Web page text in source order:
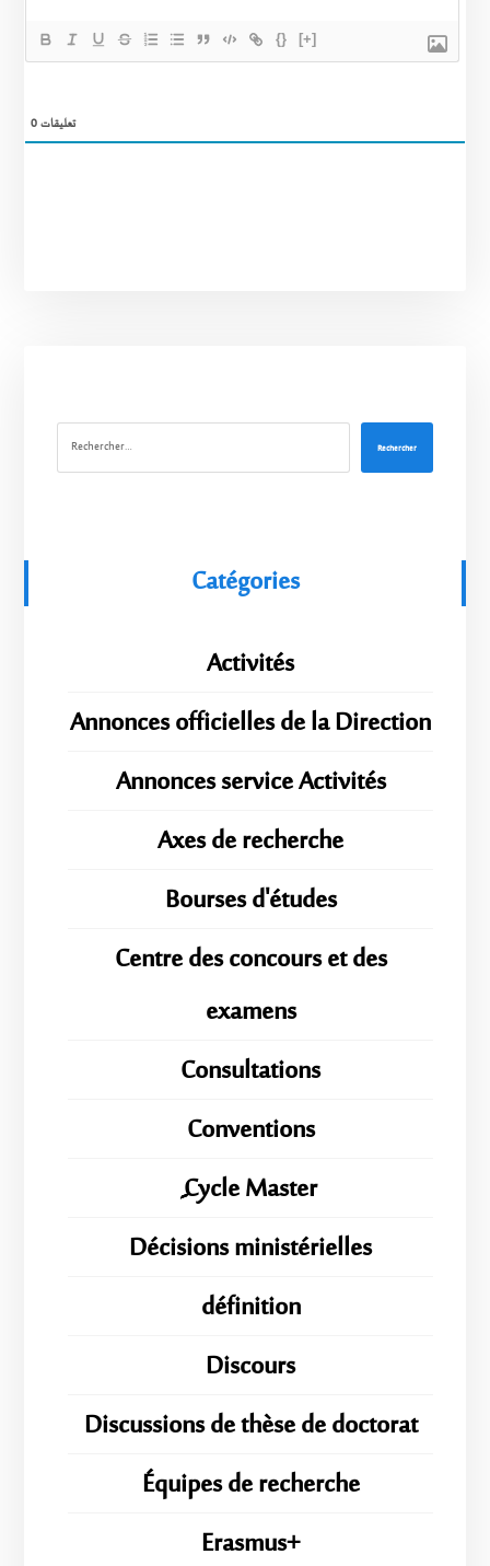
{} [+]
0تعليقات
Rechercher
Catégories
Activités
Annonces officielles de la Direction
Annonces service Activités
Axes de recherche
Bourses d'études
Centre des concours et des
examens
Consultations
Conventions
ِِِCycle Master
Décisions ministérielles
définition
Discours
Discussions de thèse de doctorat
Équipes de recherche
Erasmus+